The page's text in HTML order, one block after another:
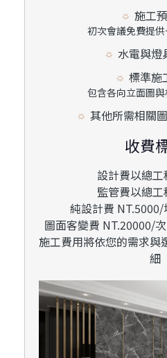
施工
初次會議免費提
水電與燈
標準施
包含各向立面圖
其他所需相關
收費
設計費以總
監管費以總
純設計費
圖面客變費 NT.20000/
施工費用將依您的需求與
細